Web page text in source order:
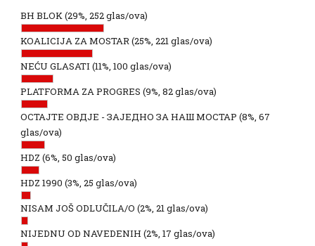
BH BLOK(29%, 252 glas/ova)
KOALICIJA ZA MOSTAR(25%, 221 glas/ova)
NEĆU GLASATI (11%, 100 glas/ova)
PLATFORMA ZA PROGRES (9%, 82 glas/ova)
ОСТАЈТЕ ОВДЈЕ - ЗАЈЕДНО ЗА НАШ МОСТАР (8%, 67
glas/ova)
HDZ (6%, 50 glas/ova)
HDZ 1990 (3%, 25 glas/ova)
NISAM JOŠ ODLUČILA/O (2%, 21 glas/ova)
NIJEDNU OD NAVEDENIH (2%, 17 glas/ova)